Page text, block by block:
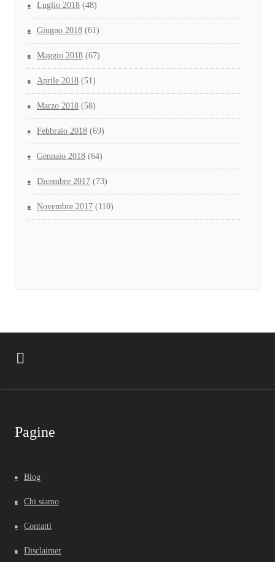
Luglio 2018 (48)
Giugno 2018 (61)
Maggio 2018 (67)
Aprile 2018 (51)
Marzo 2018 (58)
Febbraio 2018 (69)
Gennaio 2018 (64)
Dicembre 2017 (73)
Novembre 2017 (110)
Pagine
Blog
Chi siamo
Contatti
Disclaimer